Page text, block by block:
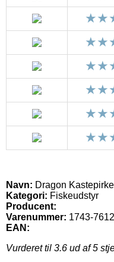
Navn: Dragon
Kategori: Fiskeudstyr
Producent:
Varenummer: 1743-7612
EAN:
Vurderet til 3.6 ud af 5